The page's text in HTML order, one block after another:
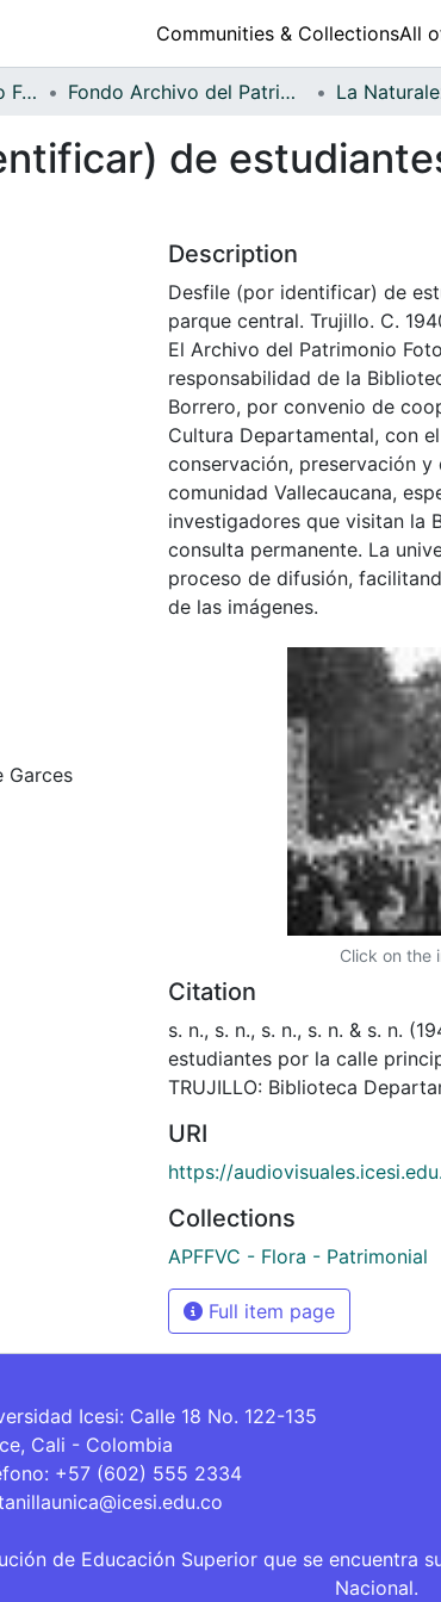
Communities & CollectionsAll
Archivo del Patrimonio Fotográfico y Fílmico del Valle del Cauca Fondo Archivo del Patrimonio Fotográfico y Fílmico del Valle del Cauca La
de
Garces
Description
Desfile (por identificar) de
parque central. Trujillo. C.
El Archivo del Patrimonio
responsabilidad de la
Borrero, por convenio de
Cultura Departamental, con
conservación, preservación
comunidad Vallecaucana,
investigadores que visitan la
consulta permanente. La
proceso de difusión,
de las imágenes.
Click on the
Citation
s. n., s. n., s. n., s. n. & s. n.
estudiantes por la calle
TRUJILLO: Biblioteca
URI
https://
Collections
APFFVC - Flora - Patrimonial
Full item page
Icesi: Calle 18 No. 122-135
Cali - Colombia
+57 (602) 555 2334
de Educación Superior que se encuentra
Nacional.